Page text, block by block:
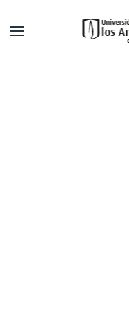
Skip to main content